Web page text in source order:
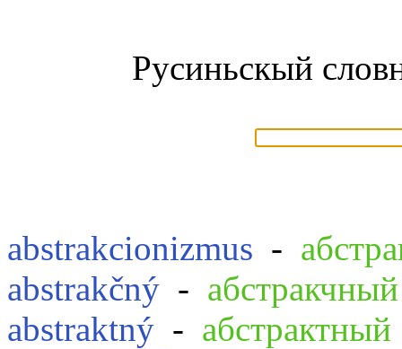
Русиньскый
abstrakcionizmus -
abstrakčný - абстракчный
abstraktný - абстрактный